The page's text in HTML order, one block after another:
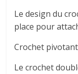
Le design du
place pour
Crochet
Le crochet